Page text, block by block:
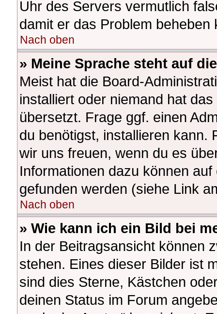
Uhr des Servers vermutlich
damit er das Problem beheben
Nach oben
» Meine Sprache steht auf
Meist hat die Board-
installiert oder niemand hat
übersetzt. Frage ggf. einen
du benötigst, installieren kann.
wir uns freuen, wenn du es
Informationen dazu können
gefunden werden (siehe Link
Nach oben
» Wie kann ich ein Bild bei
In der Beitragsansicht können
stehen. Eines dieser Bilder ist
sind dies Sterne, Kästchen
deinen Status im Forum